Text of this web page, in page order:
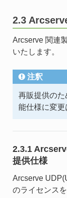
2.3
Arcserve 関連
いたします。
注釈
再販提供の
能仕様に変更
2.3.1
提供仕様
Arcserve
のライセンス